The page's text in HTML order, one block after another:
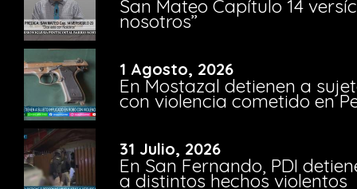
San Mateo Capítulo 14
nosotros”
1 Agosto, 2026
En Mostazal detienen a
con violencia cometido en
31 Julio, 2026
En San Fernando, PDI
a distintos hechos violentos